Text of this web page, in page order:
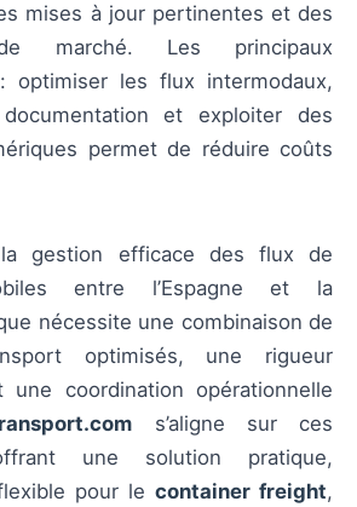
mises à jour pertinentes et des
marché. Les principaux
optimiser les flux intermodaux,
et exploiter des
permet de réduire coûts
gestion efficace des flux de
entre l’Espagne et la
nécessite une combinaison de
optimisés, une rigueur
une coordination opérationnelle
s’aligne sur ces
une solution pratique,
pour le container freight,